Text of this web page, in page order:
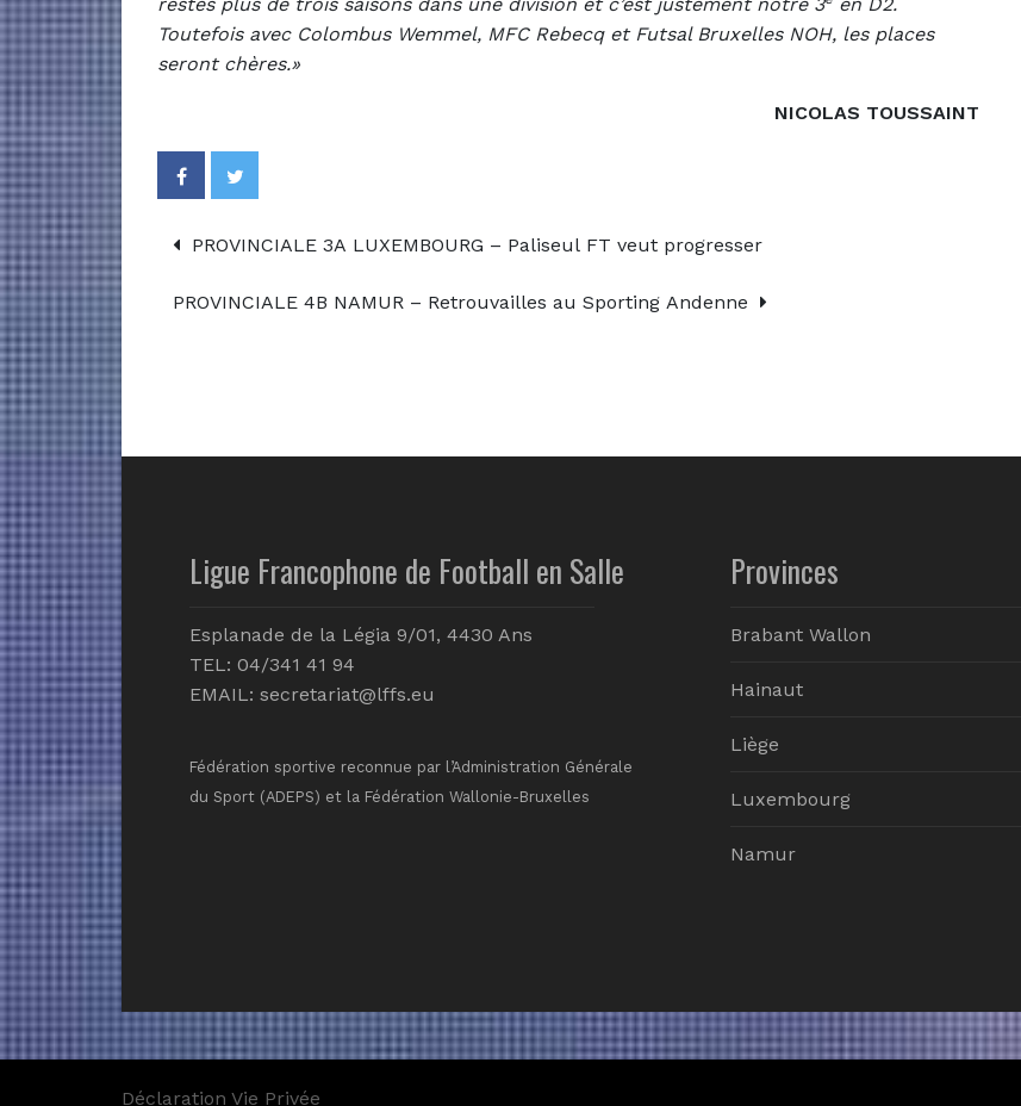
Toutefois avec Colombus Wemmel, MFC Rebecq et Futsal Bruxelles NOH, les places
seront chères.»
NICOLAS TOUSSAINT
PROVINCIALE 3A LUXEMBOURG – Paliseul FT veut progresser
PROVINCIALE 4B NAMUR – Retrouvailles au Sporting Andenne
Ligue Francophone de Football en Salle
Esplanade de la Légia 9/01, 4430 Ans
TEL: 04/341 41 94
EMAIL: secretariat@lffs.eu
Fédération sportive reconnue par l’Administration Générale
du Sport (ADEPS) et la Fédération Wallonie-Bruxelles
Provinces
Brabant Wallon
Hainaut
Liège
Luxembourg
Namur
Déclaration Vie Privée